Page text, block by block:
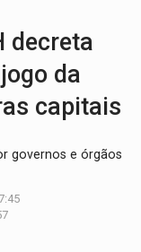
decreta
da
capitais
governos e órgãos